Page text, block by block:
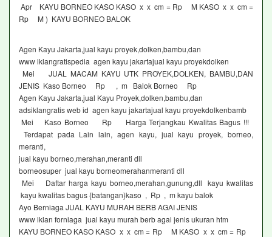
Apr KAYU BORNEO KASO KASO x x cm = Rp M KASO x x cm =
Rp M ) KAYU BORNEO BALOK
Agen Kayu Jakarta,jual kayu proyek,dolken,bambu,dan
www iklangratispedia agen kayu jakartajual kayu proyekdolken
Mei JUAL MACAM KAYU UTK PROYEK,DOLKEN, BAMBU,DAN
JENIS Kaso Borneo Rp , m Balok Borneo Rp
Agen Kayu Jakarta,jual Kayu Proyek,dolken,bambu,dan
adsiklangratis web id agen kayu jakartajual kayu proyekdolkenbamb
Mei Kaso Borneo Rp Harga Terjangkau Kwalitas Bagus !!!
Terdapat pada Lain lain, agen kayu, jual kayu proyek, borneo,
meranti,
jual kayu borneo,merahan,meranti dll
borneosuper jual kayu borneomerahanmeranti dll
Mei Daftar harga kayu borneo,merahan,gunung,dll kayu kwalitas
kayu kwalitas bagus {batangan}kaso , Rp , m kayu balok
Ayo Berniaga JUAL KAYU MURAH BERB AGAI JENIS
www iklan forniaga jual kayu murah berb agai jenis ukuran htm
KAYU BORNEO KASO KASO x x cm = Rp M KASO x x cm = Rp